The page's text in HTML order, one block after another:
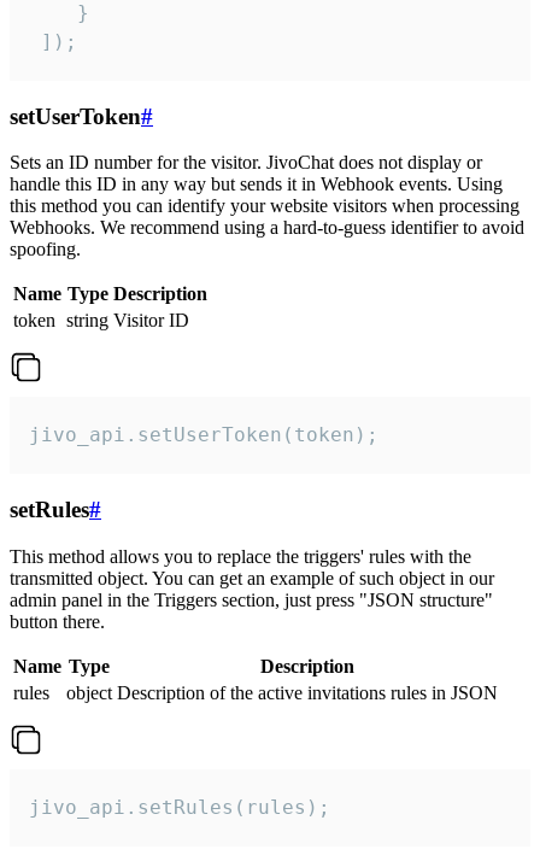
    }
]);
setUserToken#
Sets an ID number for the visitor. JivoChat does not display or
handle this ID in any way but sends it in Webhook events. Using
this method you can identify your website visitors when processing
Webhooks. We recommend using a hard-to-guess identifier to avoid
spoofing.
Name Type Description
token string Visitor ID
jivo_api.setUserToken(token);
setRules#
This method allows you to replace the triggers' rules with the
transmitted object. You can get an example of such object in our
admin panel in the Triggers section, just press "JSON structure"
button there.
Name Type
Description
rules
object Description of the active invitations rules in JSON
jivo_api.setRules(rules);